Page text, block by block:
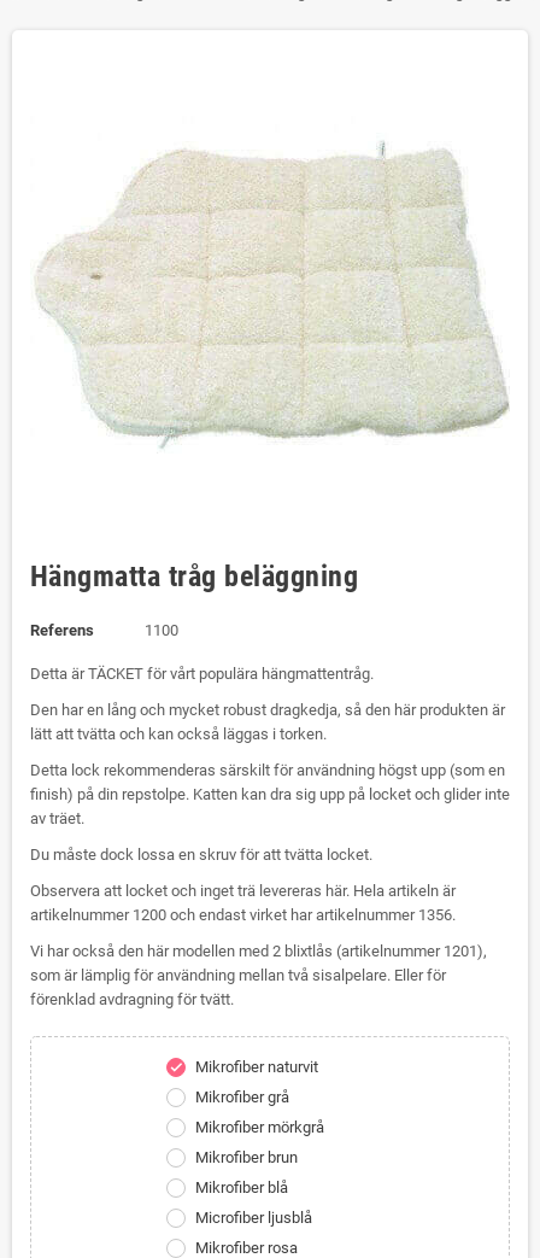
Hängmatta tråg beläggning
Referens 1100
Detta är TÄCKET för vårt populära hängmattentråg.
Den har en lång och mycket robust dragkedja, så den här produkten är
lätt att tvätta och kan också läggas i torken.
Detta lock rekommenderas särskilt för användning högst upp (som en
finish) på din repstolpe. Katten kan dra sig upp på locket och glider inte
av träet.
Du måste dock lossa en skruv för att tvätta locket.
Observera att locket och inget trä levereras här. Hela artikeln är
artikelnummer 1200 och endast virket har artikelnummer 1356.
Vi har också den här modellen med 2 blixtlås (artikelnummer 1201),
som är lämplig för användning mellan två sisalpelare. Eller för
förenklad avdragning för tvätt.
check
Mikrofiber naturvit
Mikrofiber grå
Mikrofiber mörkgrå
Mikrofiber brun
Mikrofiber blå
Microfiber ljusblå
Mikrofiber rosa